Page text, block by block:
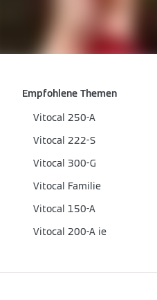
Empfohlene Themen
Vitocal 250-A
Vitocal 222-S
Vitocal 300-G
Vitocal Familie
Vitocal 150-A
Vitocal 200-A ie